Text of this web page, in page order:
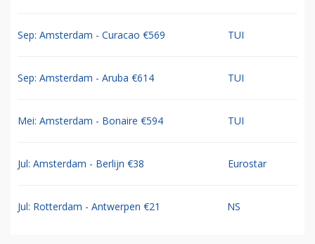
Sep: Amsterdam - Curacao €569 TUI
Sep: Amsterdam - Aruba €614 TUI
Mei: Amsterdam - Bonaire €594 TUI
Jul: Amsterdam - Berlijn €38 Eurostar
Jul: Rotterdam - Antwerpen €21 NS